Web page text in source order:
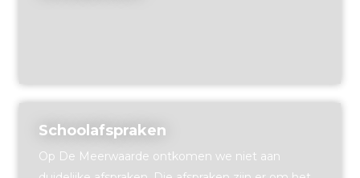
Schoolafspraken
Op De Meerwaarde ontkomen we niet aan